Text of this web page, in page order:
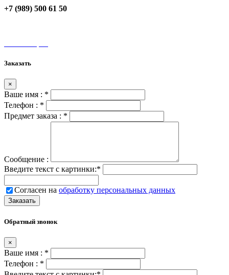
+7 (989) 500 61 50
Заказать
×
Ваше имя : *
Телефон : *
Предмет заказа : *
Сообщение :
Введите текст с картинки:*
Согласен на обработку персональных данных
Обратный звонок
×
Ваше имя : *
Телефон : *